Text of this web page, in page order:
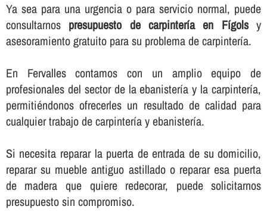
Ya sea para una urgencia o para servicio normal, puede
consultarnos presupuesto de carpinterí­a en Fígolsy
asesoramiento gratuito para su problema de carpinterí­a.
En Fervalles contamos con un amplio equipo de
profesionales del sector de la ebanisterí­a y la carpinterí­a,
permitiéndonos ofrecerles un resultado de calidad para
cualquier trabajo de carpinterí­a y ebanisterí­a.
Si necesita reparar la puerta de entrada de su domicilio,
reparar su mueble antiguo astillado o reparar esa puerta
de madera que quiere redecorar, puede solicitarnos
presupuesto sin compromiso.